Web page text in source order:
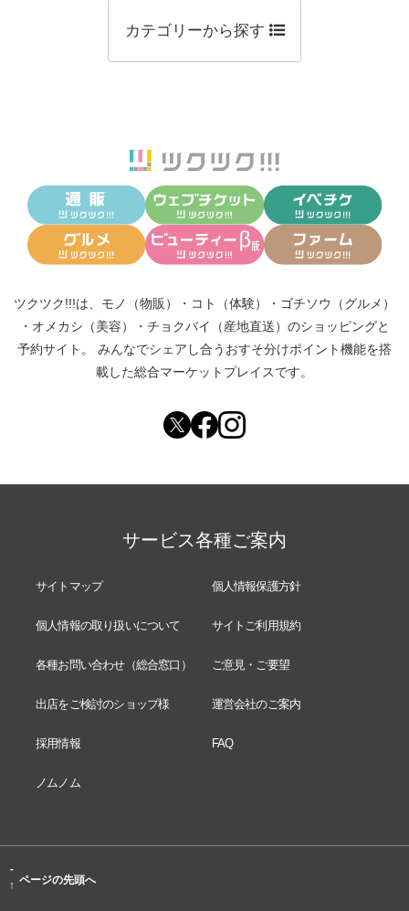
カテゴリーから探す
ツクツク!!!は、 モノ（物販） ・ コト（体験） ・ ゴチソウ（グルメ）
・ オメカシ（美容） ・ チョクバイ（産地直送） のショッピングと
予約サイト。
みんなでシェアし合う おすそ分けポイント機能を搭
載した総合マーケットプレイスです。
サービス各種ご案内
サイトマップ 個人情報保護方針
個人情報の取り扱いについて サイトご利用規約
各種お問い合わせ（総合窓口） ご意見・ご要望
出店をご検討のショップ様 運営会社のご案内
採用情報 FAQ
ノムノム
-
↑ ページの先頭へ